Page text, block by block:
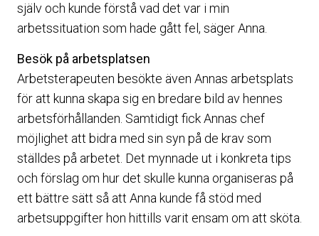
själv och kunde förstå vad det var i min
arbetssituation som hade gått fel, säger Anna.
Besök på arbetsplatsen
Arbetsterapeuten besökte även Annas arbetsplats
för att kunna skapa sig en bredare bild av hennes
arbetsförhållanden. Samtidigt fick Annas chef
möjlighet att bidra med sin syn på de krav som
ställdes på arbetet. Det mynnade ut i konkreta tips
och förslag om hur det skulle kunna organiseras på
ett bättre sätt så att Anna kunde få stöd med
arbetsuppgifter hon hittills varit ensam om att sköta.